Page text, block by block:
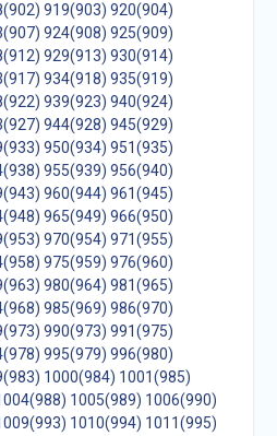
919(903) 920(904)
924(908) 925(909)
929(913) 930(914)
934(918) 935(919)
939(923) 940(924)
944(928) 945(929)
950(934) 951(935)
955(939) 956(940)
960(944) 961(945)
965(949) 966(950)
970(954) 971(955)
975(959) 976(960)
980(964) 981(965)
985(969) 986(970)
990(973) 991(975)
995(979) 996(980)
1000(984) 1001(985)
1005(989) 1006(990)
1010(994) 1011(995)